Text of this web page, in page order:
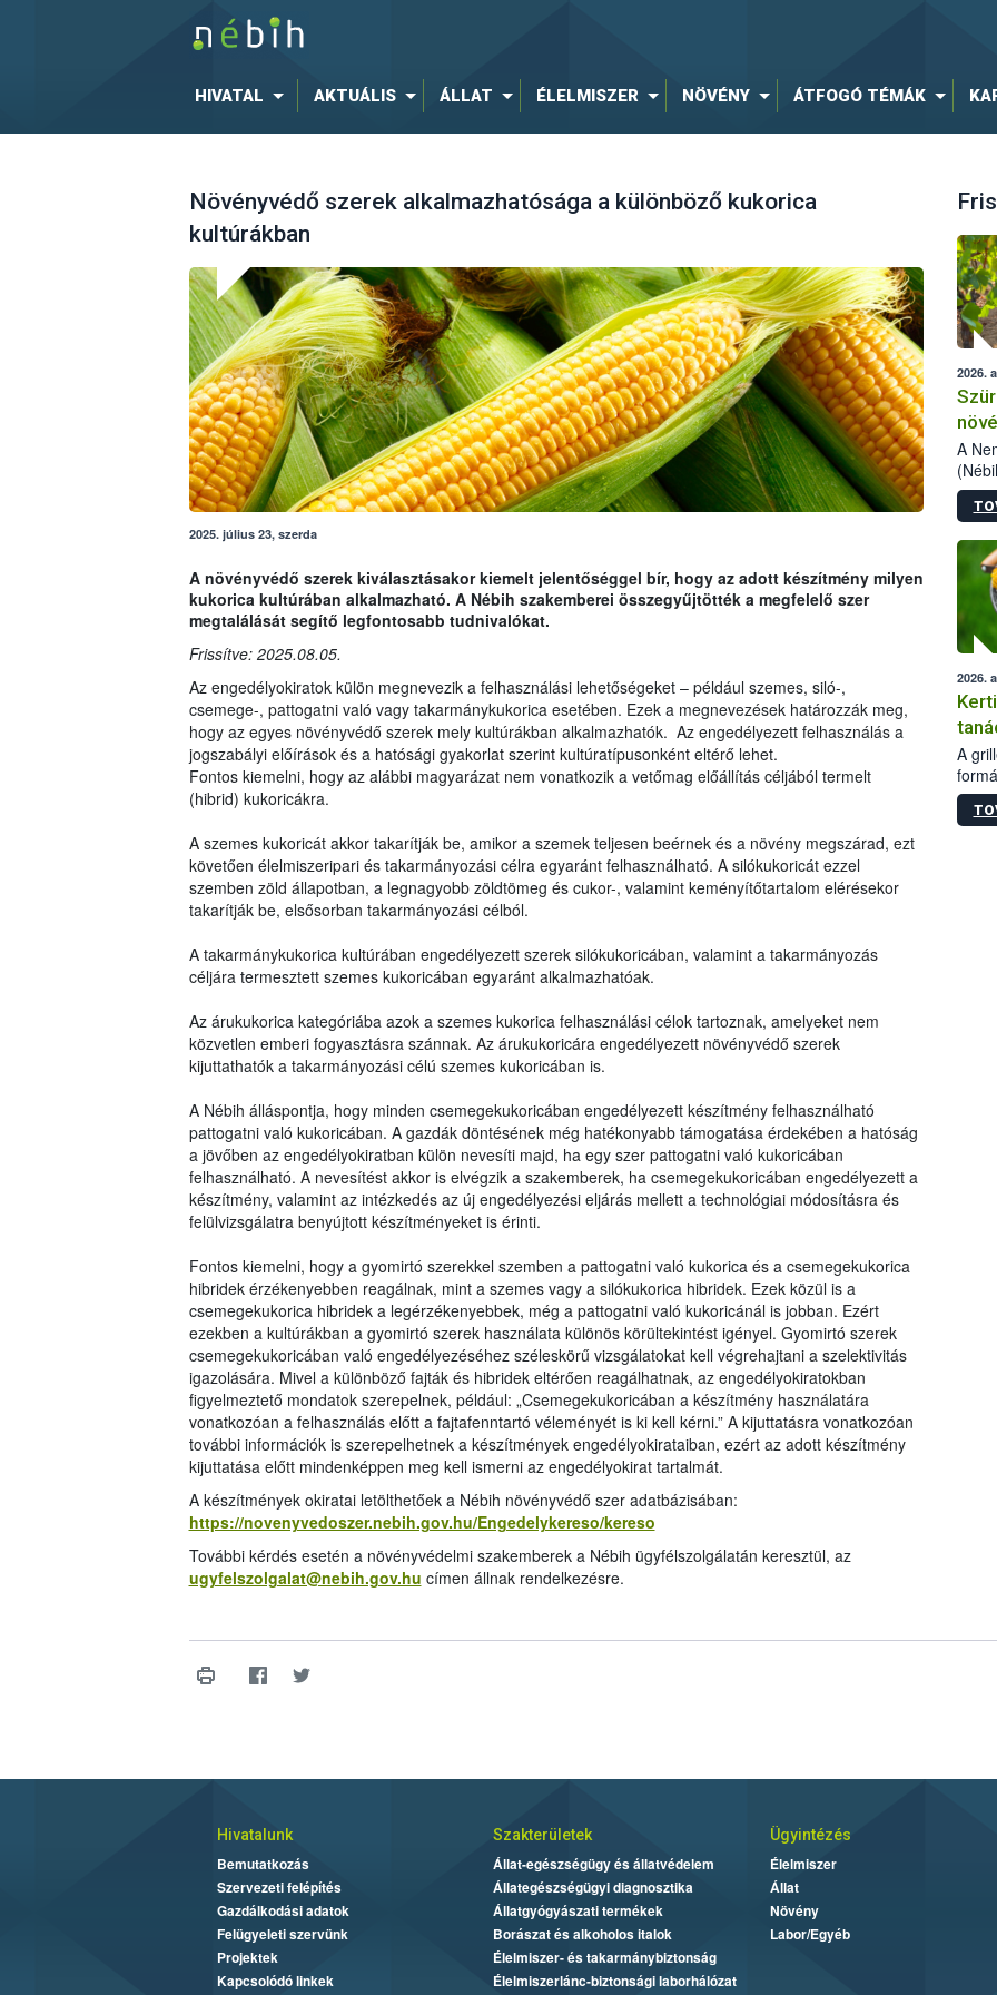
HIVATAL AKTUÁLIS ÁLLAT ÉLELMISZER NÖVÉNY ÁTFOGÓ TÉMÁK
Növényvédő szerek alkalmazhatósága a különböző kukorica
kultúrákban
2025. július 23, szerda
A növényvédő szerek kiválasztásakor kiemelt jelentőséggel bír, hogy az adott készítmény milyen
kukorica kultúrában alkalmazható. A Nébih szakemberei összegyűjtötték a megfelelő szer
megtalálását segítő legfontosabb tudnivalókat.
Frissítve: 2025.08.05.
Az engedélyokiratok külön megnevezik a felhasználási lehetőségeket – például szemes, siló-,
csemege-, pattogatni való vagy takarmánykukorica esetében. Ezek a megnevezések határozzák meg,
hogy az egyes növényvédő szerek mely kultúrákban alkalmazhatók. Az engedélyezett felhasználás a
jogszabályi előírások és a hatósági gyakorlat szerint kultúratípusonként eltérő lehet.
Fontos kiemelni, hogy az alábbi magyarázat nem vonatkozik a vetőmag előállítás céljából termelt
(hibrid) kukoricákra.
A szemes kukoricát akkor takarítják be, amikor a szemek teljesen beérnek és a növény megszárad, ezt
követően élelmiszeripari és takarmányozási célra egyaránt felhasználható. A silókukoricát ezzel
szemben zöld állapotban, a legnagyobb zöldtömeg és cukor-, valamint keményítőtartalom elérésekor
takarítják be, elsősorban takarmányozási célból.
A takarmánykukorica kultúrában engedélyezett szerek silókukoricában, valamint a takarmányozás
céljára termesztett szemes kukoricában egyaránt alkalmazhatóak.
Az árukukorica kategóriába azok a szemes kukorica felhasználási célok tartoznak, amelyeket nem
közvetlen emberi fogyasztásra szánnak. Az árukukoricára engedélyezett növényvédő szerek
kijuttathatók a takarmányozási célú szemes kukoricában is.
A Nébih álláspontja, hogy minden csemegekukoricában engedélyezett készítmény felhasználható
pattogatni való kukoricában. A gazdák döntésének még hatékonyabb támogatása érdekében a hatóság
a jövőben az engedélyokiratban külön nevesíti majd, ha egy szer pattogatni való kukoricában
felhasználható. A nevesítést akkor is elvégzik a szakemberek, ha csemegekukoricában engedélyezett a
készítmény, valamint az intézkedés az új engedélyezési eljárás mellett a technológiai módosításra és
felülvizsgálatra benyújtott készítményeket is érinti.
Fontos kiemelni, hogy a gyomirtó szerekkel szemben a pattogatni való kukorica és a csemegekukorica
hibridek érzékenyebben reagálnak, mint a szemes vagy a silókukorica hibridek. Ezek közül is a
csemegekukorica hibridek a legérzékenyebbek, még a pattogatni való kukoricánál is jobban. Ezért
ezekben a kultúrákban a gyomirtó szerek használata különös körültekintést igényel. Gyomirtó szerek
csemegekukoricában való engedélyezéséhez széleskörű vizsgálatokat kell végrehajtani a szelektivitás
igazolására. Mivel a különböző fajták és hibridek eltérően reagálhatnak, az engedélyokiratokban
figyelmeztető mondatok szerepelnek, például: „Csemegekukoricában a készítmény használatára
vonatkozóan a felhasználás előtt a fajtafenntartó véleményét is ki kell kérni.” A kijuttatásra vonatkozóan
további információk is szerepelhetnek a készítmények engedélyokirataiban, ezért az adott készítmény
kijuttatása előtt mindenképpen meg kell ismerni az engedélyokirat tartalmát.
A készítmények okiratai letölthetőek a Nébih növényvédő szer adatbázisában:
https://novenyvedoszer.nebih.gov.hu/Engedelykereso/kereso
További kérdés esetén a növényvédelmi szakemberek a Nébih ügyfélszolgálatán keresztül, az
ugyfelszolgalat@nebih.gov.hu címen állnak rendelkezésre.
2026.
A
Az
2026.
A
Hivatalunk
Bemutatkozás
Szervezeti felépítés
Gazdálkodási adatok
Felügyeleti szervünk
Projektek
Kapcsolódó linkek
Szakterületek
Állat-egészségügy és állatvédelem
Állategészségügyi diagnosztika
Állatgyógyászati termékek
Borászat és alkoholos italok
Élelmiszer- és takarmánybiztonság
Élelmiszerlánc-biztonsági laborhálózat
Ügyintézés
Élelmiszer
Állat
Növény
Labor/Egyéb